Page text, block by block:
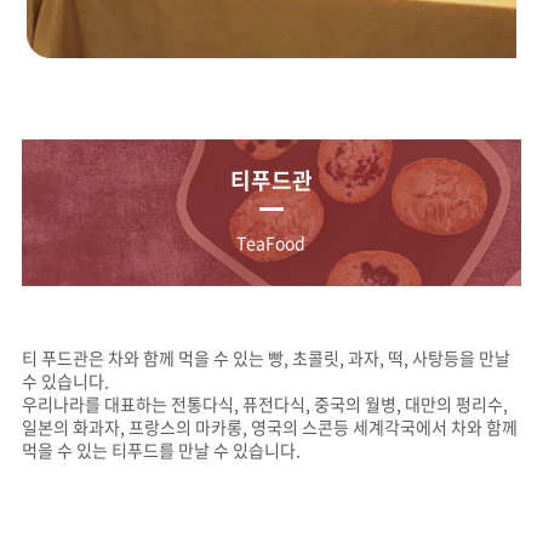
티푸드관
TeaFood
티 푸드관은 차와 함께 먹을 수 있는 빵, 초콜릿, 과자, 떡, 사탕등을 만날
수 있습니다.
우리나라를 대표하는 전통다식, 퓨전다식, 중국의 월병, 대만의 펑리수,
일본의 화과자, 프랑스의 마카롱, 영국의 스콘등 세계각국에서 차와 함께
먹을 수 있는 티푸드를 만날 수 있습니다.